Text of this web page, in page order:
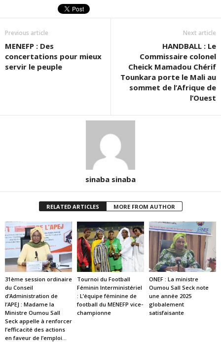
nouvelle
fenêtre)
une
nouvelle
fenêtre)
Previous article
MENEFP : Des
concertations pour mieux
servir le peuple
Next article
HANDBALL : Le
Commissaire colonel
Cheick Mamadou Chérif
Tounkara porte le Mali au
sommet de l’Afrique de
l’Ouest
sinaba sinaba
RELATED ARTICLES MORE FROM AUTHOR
31ème session ordinaire
du Conseil
d’Administration de
l’APEJ : Madame la
Ministre Oumou Sall
Seck appelle à renforcer
l’efficacité des actions
en faveur de l’emploi...
Tournoi du Football
Féminin Interministériel
: L’équipe féminine de
football du MENEFP vice-
championne
ONEF : La ministre
Oumou Sall Seck note
une année 2025
globalement
satisfaisante